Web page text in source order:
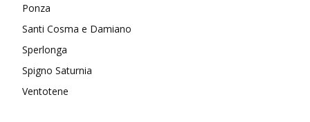
Ponza
Santi Cosma e Damiano
Sperlonga
Spigno Saturnia
Ventotene